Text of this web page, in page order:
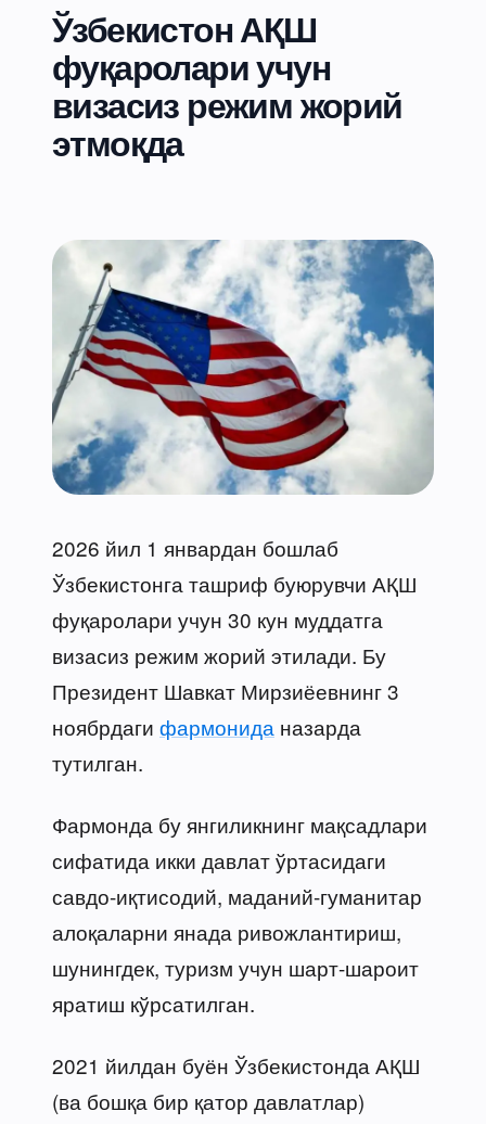
Ўзбекистон АҚШ
фуқаролари учун
визасиз режим жорий
этмоқда
2026 йил 1 январдан бошлаб
Ўзбекистонга ташриф буюрувчи АҚШ
фуқаролари учун 30 кун муддатга
визасиз режим жорий этилади. Бу
Президент Шавкат Мирзиёевнинг 3
ноябрдаги фармонида назарда
тутилган.
Фармонда бу янгиликнинг мақсадлари
сифатида икки давлат ўртасидаги
савдо-иқтисодий, маданий-гуманитар
алоқаларни янада ривожлантириш,
шунингдек, туризм учун шарт-шароит
яратиш кўрсатилган.
2021 йилдан буён Ўзбекистонда АҚШ
(ва бошқа бир қатор давлатлар)